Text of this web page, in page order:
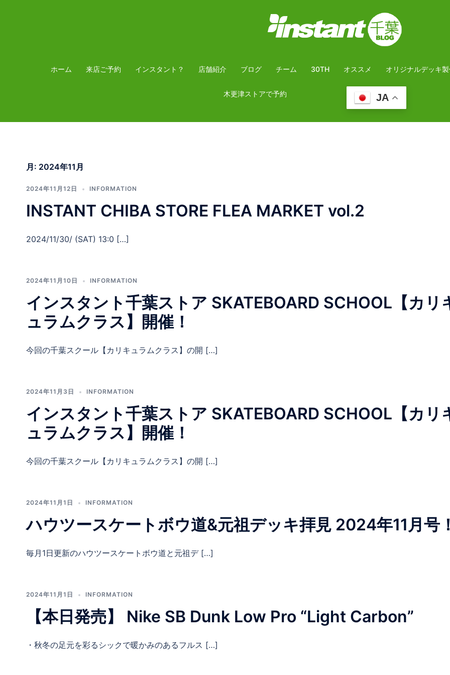
プ
ホーム 来店ご予約 インスタント？ 店舗紹介 ブログ チーム 30TH オススメ オリジナルデッキ
木更津ストアで予約 JA
月: 2024年11月
2024年11月12日 INFORMATION
INSTANT CHIBA STORE FLEA MARKET vol.2
2024/11/30/ (SAT) 13:0 […]
2024年11月10日 INFORMATION
インスタント千葉ストア SKATEBOARD SCHOOL【カリ
ュラムクラス】開催！
今回の千葉スクール【カリキュラムクラス】の開 […]
2024年11月3日 INFORMATION
インスタント千葉ストア SKATEBOARD SCHOOL【カリ
ュラムクラス】開催！
今回の千葉スクール【カリキュラムクラス】の開 […]
2024年11月1日 INFORMATION
ハウツースケートボウ道&元祖デッキ拝見 2024年11月号
毎月1日更新のハウツースケートボウ道と元祖デ […]
2024年11月1日 INFORMATION
【本日発売】 Nike SB Dunk Low Pro “Light Carbon”
・秋冬の足元を彩るシックで暖かみのあるフルス […]